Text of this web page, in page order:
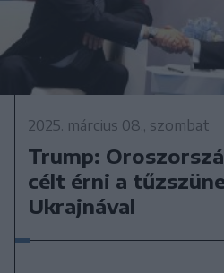
2025. március 08., szombat
Trump:
célt érni a
Ukrajnával